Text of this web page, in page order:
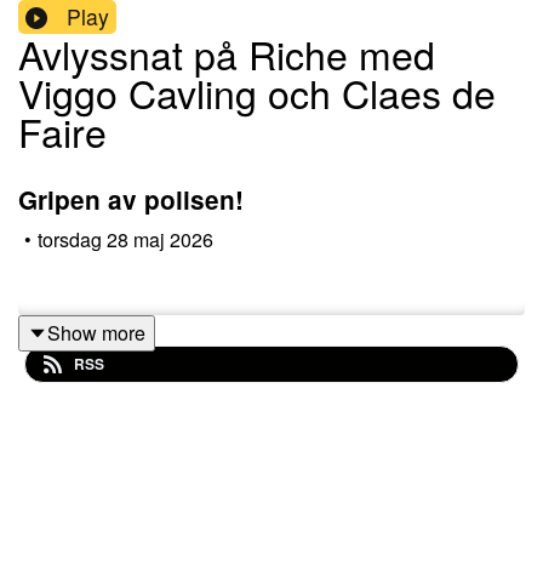
Play
Avlyssnat på Riche med
Viggo Cavling och Claes de
Faire
Gripen av polisen!
• torsdag 28 maj 2026
Show more
RSS